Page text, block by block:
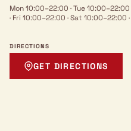
Mon 10:00–22:00 ·Tue 10:00–22:00
· Fri 10:00–22:00 ·Sat 10:00–22:00 ·
DIRECTIONS
GET DIRECTIONS